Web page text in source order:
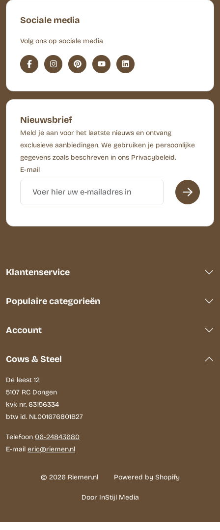
Sociale media
Volg ons op sociale media
Nieuwsbrief
Meld je aan voor het laatste nieuws en ontvang
exclusieve aanbiedingen. We gebruiken je persoonlijke
gegevens zoals beschreven in ons Privacybeleid.
E-mail
Klantenservice
Populaire categorieën
Account
Cows & Steel
De leest 12
5107 RC Dongen
kvk nr. 63156334
btw id. NL001676801B27
Telefoon 06-24843680
E-mail eric@riemen.nl
© 2026 Riemen.nl Powered by Shopify
Door InStijl Media